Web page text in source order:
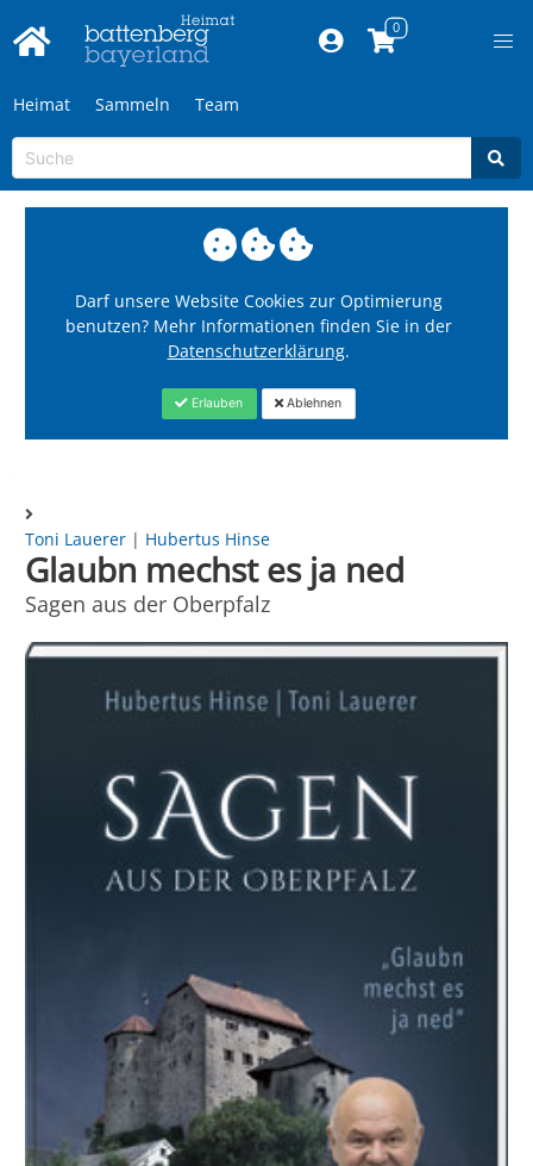
Heimat Sammeln Team
Darf unsere Website Cookies zur Optimierung
benutzen? Mehr Informationen finden Sie in der
Datenschutzerklärung.
Erlauben Ablehnen
Toni Lauerer | Hubertus Hinse
Glaubn mechst es ja ned
Sagen aus der Oberpfalz